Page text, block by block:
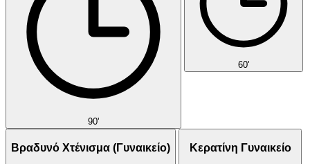
90'
60'
Βραδυνό Χτένισμα (Γυναικείο) Κερατίνη Γυναικείο